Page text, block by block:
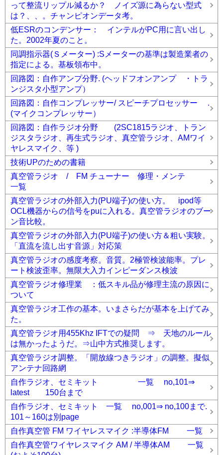
って整流リップル減るか？ ノイズ源に為らない型式
は？、、。チャンピオンデータ考。
低ESRのコンデンサー： インテルがPC用に言い出し
た。2002年夏のこと。
同調指示器(Ｓメーター) :Sメーターの基準は製造業者の
指定による。基板領布中。
回路図：自作アンプ分野. (ヘッドフオンアンプ ・トラ
ンジスタ小型アンプ）
回路図：自作コンプレッサー/ スピーチプロセッサー .
(マイクコンプレッサー）
回路図：自作ラジオ分野 (2SC1815ラジオ、トラン
ジスタラジオ、再生式ラジオ、真空管ラジオ、AMワイ
ヤレスマイク、等 )
技術UPのための書籍
真空管ラジオ / FM チューナー 修理・メンテ
一覧
真空管ラジオの外部入力(PU端子)の使い方。 ipod等
OCL機器からの信号をpuに入れる。真空管ラジオのブー
ン音比較。
真空管ラジオの外部入力(PU端子)の使い方＆粗い実験。
「直流を流し出す音源」対応策
真空管ラジオの感度考察。音質。2極管検波能率。プレ
ート検波歪率。無限大入力インピーダンス検波
真空管ラジオ修理業 ：低スキル品が修理主流の原因に
ついて
真空管ラジオ工作の基本。いまさらだが基本を上げてみ
た。
真空管ラジオ用455Khz IFTでの疑問 ⇒ 天地のルール
は無かったようだ。⇒山中方式推奨します。
真空管ラジオ調整。「開放線つきラジオ」の調整。擬似
アンテナ回路網
自作ラジオ、セミキット 一覧 no,101⇒
latest 150台まで
自作ラジオ、セミキット 一覧 no,001⇒ no,100まで.
101～160は別page
自作真空管 FM ワイヤレスマイク :半導体FM 一覧
自作真空管ワイヤレスマイク AM / 半導体AM 一覧